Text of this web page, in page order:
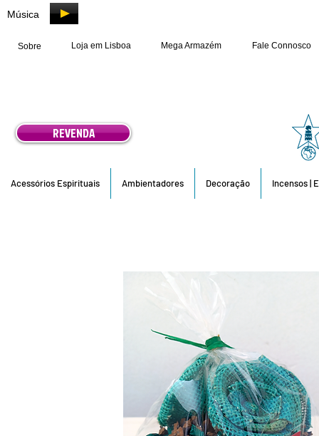
Música
Sobre Loja em Lisboa Mega Armazém Fale Connosco
REVENDA
Acessórios Espirituais Ambientadores Decoração Incensos |